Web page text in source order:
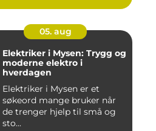
05. aug
Elektriker i Mysen: Trygg og
moderne elektro i
hverdagen
Elektriker i Mysen er et
søkeord mange bruker når
de trenger hjelp til små og
sto...